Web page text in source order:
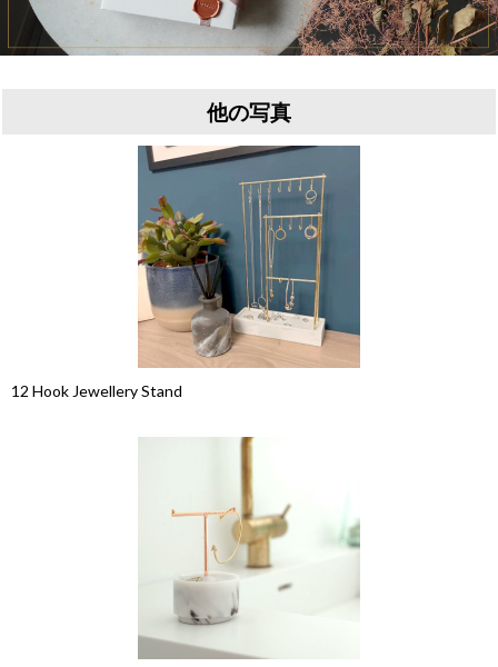
他の写真
12 Hook Jewellery Stand